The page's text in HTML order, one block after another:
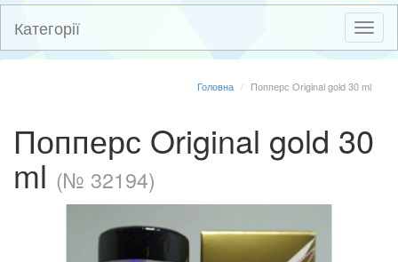
Категорії
Головна Попперс Original gold 30 ml
Попперс Original gold 30
ml (№ 32194)